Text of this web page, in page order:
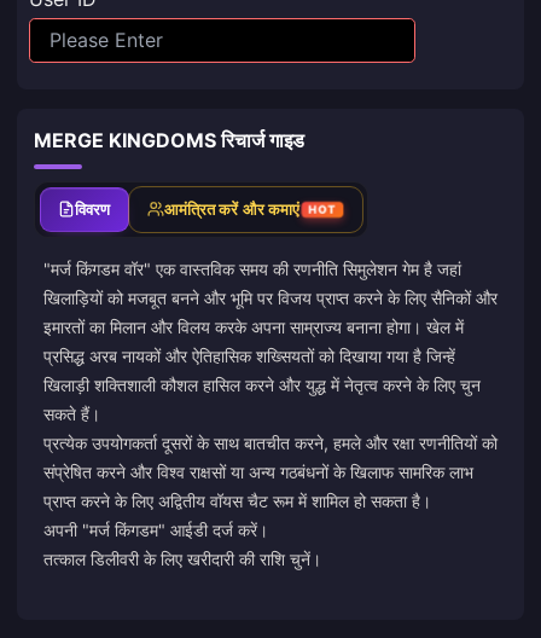
MERGE KINGDOMS रिचार्ज गाइड
विवरण आमंत्रित करें और कमाएं HOT
"मर्ज किंगडम वॉर" एक वास्तविक समय की रणनीति सिमुलेशन गेम है जहां
खिलाड़ियों को मजबूत बनने और भूमि पर विजय प्राप्त करने के लिए सैनिकों और
इमारतों का मिलान और विलय करके अपना साम्राज्य बनाना होगा। खेल में
प्रसिद्ध अरब नायकों और ऐतिहासिक शख्सियतों को दिखाया गया है जिन्हें
खिलाड़ी शक्तिशाली कौशल हासिल करने और युद्ध में नेतृत्व करने के लिए चुन
सकते हैं।
प्रत्येक उपयोगकर्ता दूसरों के साथ बातचीत करने, हमले और रक्षा रणनीतियों को
संप्रेषित करने और विश्व राक्षसों या अन्य गठबंधनों के खिलाफ सामरिक लाभ
प्राप्त करने के लिए अद्वितीय वॉयस चैट रूम में शामिल हो सकता है।
अपनी "मर्ज किंगडम" आईडी दर्ज करें।
तत्काल डिलीवरी के लिए खरीदारी की राशि चुनें।